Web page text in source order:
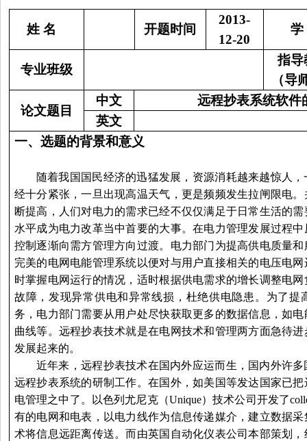
姓 名 开题时间
2013-
12-20
专业班级
指导
（导
论文题目
中文
远程抄表系统软件
英文
一、 选题的背景和意义
随着我国国民经济的迅猛发展，资源消耗越来越惊人
经十分紧张，一旦出现高温天气，更是频频发生拉闸限电
断提高，人们对电力的需求已经不仅仅满足于日常生活的
水平成为电力改革当中首要的大事。在电力管理发展过程
控制逐渐向需方管理方向过渡。电力部门为提高供电质量
完美的电网电能管理系统以便对与用户直接相关的电压电
时掌握电网运行的情况，适时根据供电需求的增长调整电
故障，发现异常供电和异常线损，杜绝供电隐患。为了提
务，电力部门需要从用户处尽快获取更多的数据信息，如
曲线等。 远程抄表技术就是在电网技术和管理两方面急待
发展起来的。
近年来， 远程抄表技术在国内外应运而生，国内外许
远程抄表系统的研制工作。在国外，如美国等发达国家已把
电管理之中了。以色列尤尼克（Unique）技术公司开发了
有的电网和电表，以电力线作为信息传递媒介，建立数据
术将信息远距离传送。而由英国自动化仪表公司本部策划